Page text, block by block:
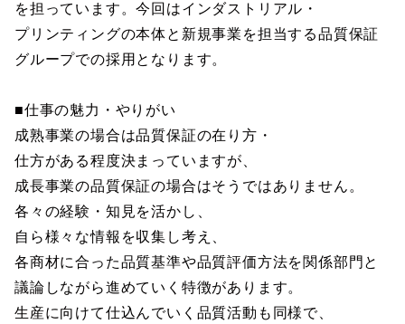
を担っています。今回はインダストリアル・
プリンティングの本体と新規事業を担当する品質保証
グループでの採用となります。
■仕事の魅力・やりがい
成熟事業の場合は品質保証の在り方・
仕方がある程度決まっていますが、
成長事業の品質保証の場合はそうではありません。
各々の経験・知見を活かし、
自ら様々な情報を収集し考え、
各商材に合った品質基準や品質評価方法を関係部門と
議論しながら進めていく特徴があります。
生産に向けて仕込んでいく品質活動も同様で、